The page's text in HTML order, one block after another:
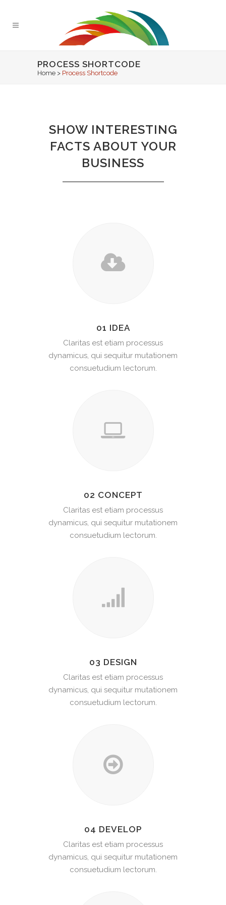
PROCESS SHORTCODE
Home > Process Shortcode
SHOW INTERESTING
FACTS ABOUT YOUR
BUSINESS
01 IDEA
Claritas est etiam processus
dynamicus, qui sequitur mutationem
consuetudium lectorum.
02 CONCEPT
Claritas est etiam processus
dynamicus, qui sequitur mutationem
consuetudium lectorum.
03 DESIGN
Claritas est etiam processus
dynamicus, qui sequitur mutationem
consuetudium lectorum.
04 DEVELOP
Claritas est etiam processus
dynamicus, qui sequitur mutationem
consuetudium lectorum.